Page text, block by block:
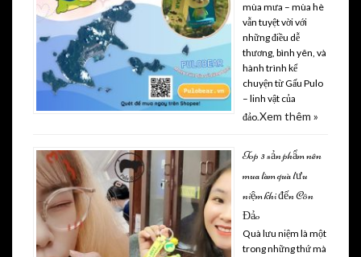
mùa mưa – mùa hè
vẫn tuyệt vời với
những điều dễ
thương, bình yên, và
hành trình kể
chuyện từ Gấu Pulo
– linh vật của
đảo.Xem thêm »
Top 3 sản phẩm nên
mua làm quà lưu
niệm khi đến Côn
Đảo
Quà lưu niệm là một
trong những thứ mà